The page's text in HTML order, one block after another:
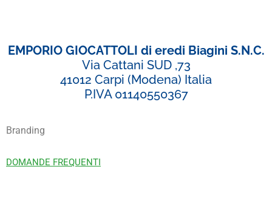
EMPORIO GIOCATTOLI di eredi Biagini S.N.C.
Via Cattani SUD ,73
41012 Carpi (Modena) Italia
P.IVA 01140550367
Branding
DOMANDE FREQUENTI